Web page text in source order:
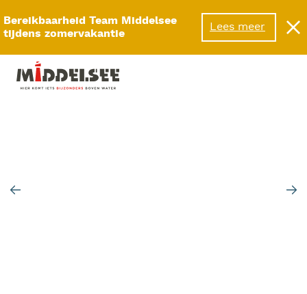
Bereikbaarheid Team Middelsee
tijdens zomervakantie
Lees meer
Menu